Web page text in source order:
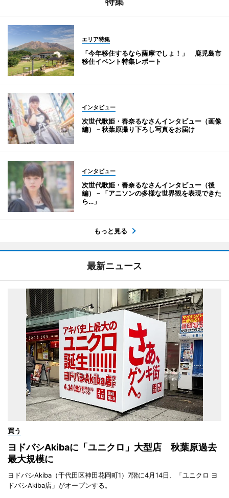
エリア特集
「今年移住するなら薩摩でしょ！」 鹿児島市
移住イベント特集レポート
インタビュー
次世代歌姫・春奈るなさんインタビュー（画像
編）－秋葉原撮り下ろし写真をお届け
インタビュー
次世代歌姫・春奈るなさんインタビュー（後
編）－「アニソンの多様な世界観を表現できた
ら…」
もっと見る
最新ニュース
買う
ヨドバシAkibaに「ユニクロ」大型店 秋葉原過去
最大規模に
ヨドバシAkiba（千代田区神田花岡町1）7階に4月14日、「ユニクロ ヨ
ドバシAkiba店」がオープンする。